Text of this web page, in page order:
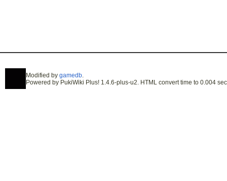
Modified by gamedb.
Powered by PukiWiki Plus! 1.4.6-plus-u2. HTML convert time to 0.004